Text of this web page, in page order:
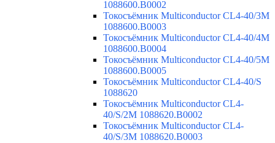
1088600.B0002
Токосъёмник Multiconductor CL4-40/3M
1088600.B0003
Токосъёмник Multiconductor CL4-40/4M
1088600.B0004
Токосъёмник Multiconductor CL4-40/5M
1088600.B0005
Токосъёмник Multiconductor CL4-40/S
1088620
Токосъёмник Multiconductor CL4-
40/S/2M 1088620.B0002
Токосъёмник Multiconductor CL4-
40/S/3M 1088620.B0003